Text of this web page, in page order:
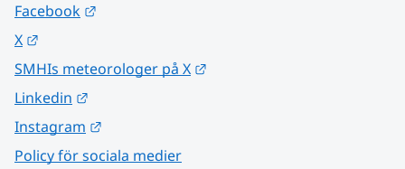
Facebook
X
SMHIs meteorologer på X
Linkedin
Instagram
Policy för sociala medier